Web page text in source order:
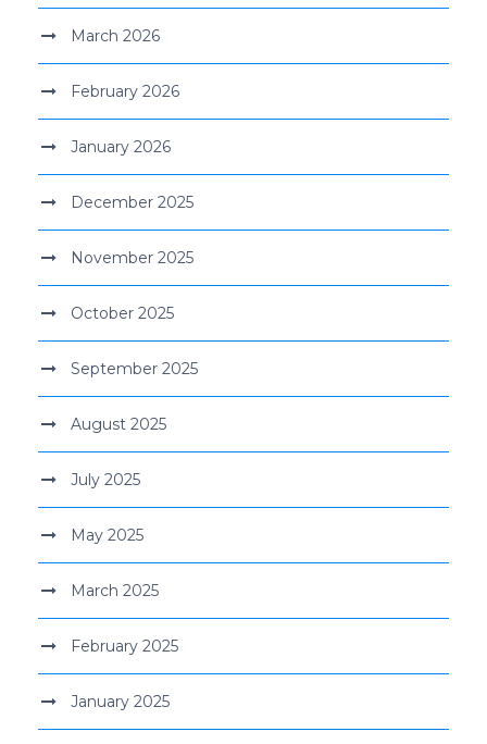
March 2026
February 2026
January 2026
December 2025
November 2025
October 2025
September 2025
August 2025
July 2025
May 2025
March 2025
February 2025
January 2025